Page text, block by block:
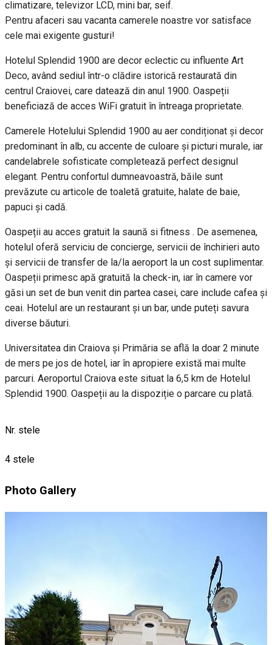
climatizare, televizor LCD, mini bar, seif.
Pentru afaceri sau vacanta camerele noastre vor satisface
cele mai exigente gusturi!
Hotelul Splendid 1900 are decor eclectic cu influente Art
Deco, având sediul într-o clădire istorică restaurată din
centrul Craiovei, care datează din anul 1900. Oaspeții
beneficiază de acces WiFi gratuit în întreaga proprietate.
Camerele Hotelului Splendid 1900 au aer condiționat și decor
predominant în alb, cu accente de culoare și picturi murale, iar
candelabrele sofisticate completează perfect designul
elegant. Pentru confortul dumneavoastră, băile sunt
prevăzute cu articole de toaletă gratuite, halate de baie,
papuci şi cadă.
Oaspeții au acces gratuit la saună si fitness . De asemenea,
hotelul oferă serviciu de concierge, servicii de închirieri auto
și servicii de transfer de la/la aeroport la un cost suplimentar.
Oaspeții primesc apă gratuită la check-in, iar în camere vor
găsi un set de bun venit din partea casei, care include cafea și
ceai. Hotelul are un restaurant și un bar, unde puteți savura
diverse băuturi.
Universitatea din Craiova și Primăria se află la doar 2 minute
de mers pe jos de hotel, iar în apropiere există mai multe
parcuri. Aeroportul Craiova este situat la 6,5 ​​km de Hotelul
Splendid 1900. Oaspeții au la dispoziție o parcare cu plată.
Nr. stele
4 stele
Photo Gallery